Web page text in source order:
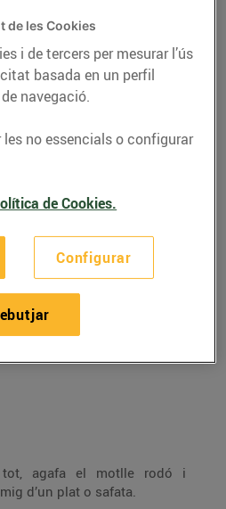
timbal de
de timbal de patata:
tot, agafa el motlle rodó i
d’un plat o safata.
de les Cookies
i de tercers per mesurar l’ús
basada en un perfil
navegació.
no essencials o configurar
de Cookies.
Configurar